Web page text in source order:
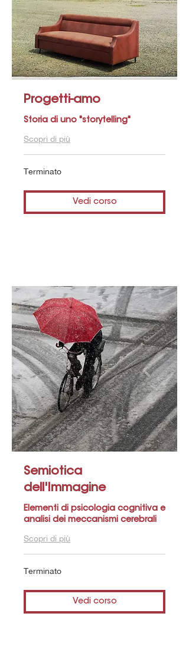
Progetti-amo
Storia di uno "storytelling"
Scopri di più
Terminato
Vedi corso
Semiotica
dell'Immagine
Elementi di psicologia cognitiva e
analisi dei meccanismi cerebrali
Scopri di più
Terminato
Vedi corso